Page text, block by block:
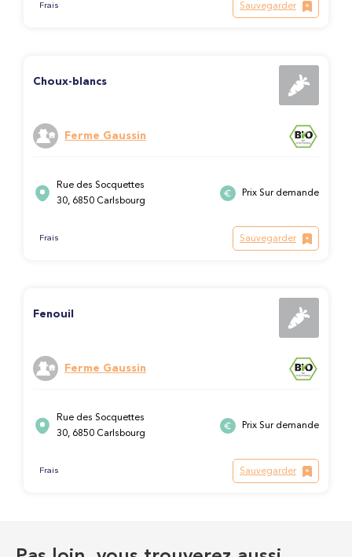
Frais Sauvegarder
Choux-blancs
Ferme Gaussin
Rue des Socquettes
30, 6850 Carlsbourg
Prix Sur demande
Frais Sauvegarder
Fenouil
Ferme Gaussin
Rue des Socquettes
30, 6850 Carlsbourg
Prix Sur demande
Frais Sauvegarder